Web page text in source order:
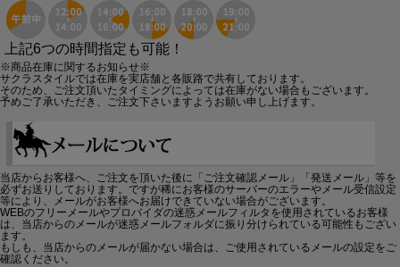
上記6つの時間指定も可能！
※商品在庫に関するお知らせ※
サクラスタイルでは在庫を実店舗と各販路で共有しております。
そのため、ご注文頂いたタイミングによっては在庫がない場合もございます。
予めご了承いただき、ご注文下さいますようお願い申し上げます。
当店からお客様へ、ご注文を頂いた後に「ご注文確認メール」「発送メール」等を
必ずお送りしております。ですが稀にお客様のサーバーのエラーやメール受信設定
等により、メールがお客様へお届けできていない場合がございます。
WEBのフリーメールやプロバイダの迷惑メールフィルタを使用されているお客様
は、当店からのメールが迷惑メールフォルダに振り分けられている可能性もござい
ます。
もしも、当店からのメールが届かない場合は、ご使用されているメールの設定をご
確認ください。